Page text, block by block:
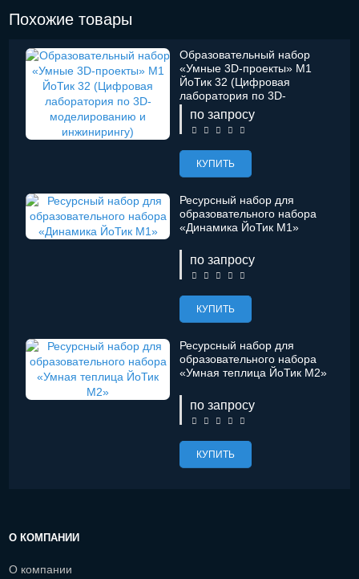
Похожие товары
Образовательный набор
«Умные 3D-проекты» М1
ЙоТик 32 (Цифровая
лаборатория по 3D-
моделированию и
инжинирингу)
по запросу
КУПИТЬ
Ресурсный набор для
образовательного набора
«Динамика ЙоТик М1»
по запросу
КУПИТЬ
Ресурсный набор для
образовательного набора
«Умная теплица ЙоТик M2»
по запросу
КУПИТЬ
О КОМПАНИИ
О компании